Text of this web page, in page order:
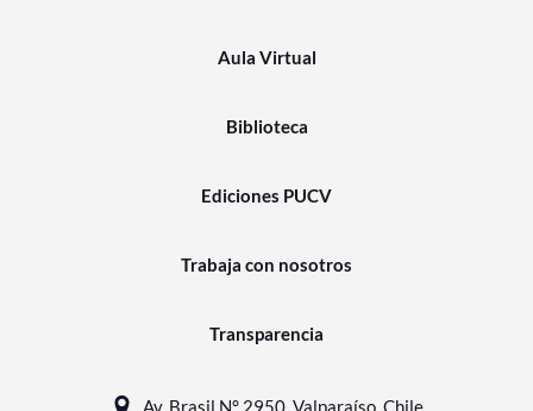
Aula Virtual
Biblioteca
Ediciones PUCV
Trabaja con nosotros
Transparencia
Av. Brasil N° 2950, Valparaíso, Chile.